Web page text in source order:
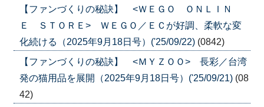
【ファンづくりの秘訣】 <ＷＥＧＯ ＯＮＬＩＮ
Ｅ ＳＴＯＲＥ> ＷＥＧＯ／ＥＣが好調、柔軟な変
化続ける（2025年9月18日号）('25/09/22) (0842)
【ファンづくりの秘訣】 <ＭＹＺＯＯ> 長彩／台湾
発の猫用品を展開（2025年9月18日号）('25/09/21) (08
42)